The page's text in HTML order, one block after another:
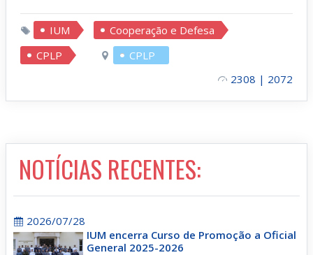
IUM
Cooperação e Defesa
CPLP
CPLP
2308 | 2072
NOTÍCIAS RECENTES:
2026/07/28
IUM encerra Curso de Promoção a Oficial
General 2025-2026